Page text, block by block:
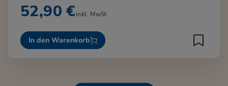
52,90 €inkl. MwSt.
In den Warenkorb